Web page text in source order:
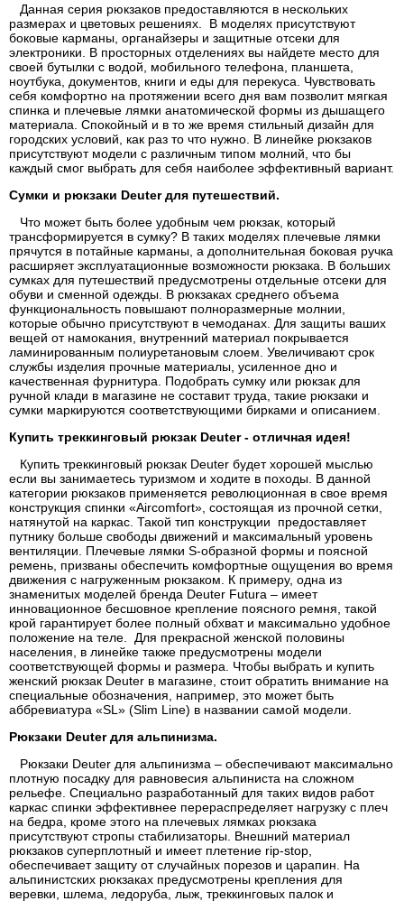
Данная серия рюкзаков предоставляются в нескольких
размерах и цветовых решениях. В моделях присутствуют
боковые карманы, органайзеры и защитные отсеки для
электроники. В просторных отделениях вы найдете место для
своей бутылки с водой, мобильного телефона, планшета,
ноутбука, документов, книги и еды для перекуса. Чувствовать
себя комфортно на протяжении всего дня вам позволит мягкая
спинка и плечевые лямки анатомической формы из дышащего
материала. Спокойный и в то же время стильный дизайн для
городских условий, как раз то что нужно. В линейке рюкзаков
присутствуют модели с различным типом молний, что бы
каждый смог выбрать для себя наиболее эффективный вариант.
Сумки и рюкзаки Deuter для путешествий.
Что может быть более удобным чем рюкзак, который
трансформируется в сумку? В таких моделях плечевые лямки
прячутся в потайные карманы, а дополнительная боковая ручка
расширяет эксплуатационные возможности рюкзака. В больших
сумках для путешествий предусмотрены отдельные отсеки для
обуви и сменной одежды. В рюкзаках среднего объема
функциональность повышают полноразмерные молнии,
которые обычно присутствуют в чемоданах. Для защиты ваших
вещей от намокания, внутренний материал покрывается
ламинированным полиуретановым слоем. Увеличивают срок
службы изделия прочные материалы, усиленное дно и
качественная фурнитура. Подобрать сумку или рюкзак для
ручной клади в магазине не составит труда, такие рюкзаки и
сумки маркируются соответствующими бирками и описанием.
Купить треккинговый рюкзак Deuter - отличная идея!
Купить треккинговый рюкзак Deuter будет хорошей мыслью
если вы занимаетесь туризмом и ходите в походы. В данной
категории рюкзаков применяется революционная в свое время
конструкция спинки «Aircomfort», состоящая из прочной сетки,
натянутой на каркас. Такой тип конструкции предоставляет
путнику больше свободы движений и максимальный уровень
вентиляции. Плечевые лямки S-образной формы и поясной
ремень, призваны обеспечить комфортные ощущения во время
движения с нагруженным рюкзаком. К примеру, одна из
знаменитых моделей бренда Deuter Futura – имеет
инновационное бесшовное крепление поясного ремня, такой
крой гарантирует более полный обхват и максимально удобное
положение на теле. Для прекрасной женской половины
населения, в линейке также предусмотрены модели
соответствующей формы и размера. Чтобы выбрать и купить
женский рюкзак Deuter в магазине, стоит обратить внимание на
специальные обозначения, например, это может быть
аббревиатура «SL» (Slim Line) в названии самой модели.
Рюкзаки Deuter для альпинизма.
Рюкзаки Deuter для альпинизма – обеспечивают максимально
плотную посадку для равновесия альпиниста на сложном
рельефе. Специально разработанный для таких видов работ
каркас спинки эффективнее перераспределяет нагрузку с плеч
на бедра, кроме этого на плечевых лямках рюкзака
присутствуют стропы стабилизаторы. Внешний материал
рюкзаков суперплотный и имеет плетение rip-stop,
обеспечивает защиту от случайных порезов и царапин. На
альпинистских рюкзаках предусмотрены крепления для
веревки, шлема, ледоруба, лыж, треккинговых палок и